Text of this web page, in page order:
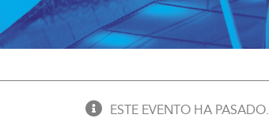
ESTE EVENTO HA PASADO.